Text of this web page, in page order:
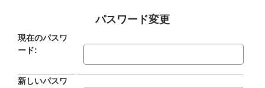
パスワード変更
現在のパスワ
ード:
新しいパスワ